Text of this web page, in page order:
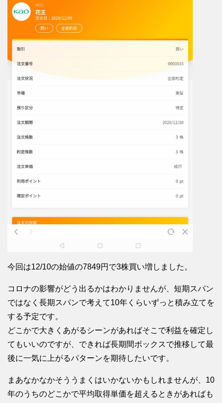
今回は12/10の始値の7849円で3株買い増しました。
コロナの影響がどう出るかはわかりませんが、短期スパン
ではなく長期スパンで考えて10年くらいずっと積み立てを
する予定です。
どこかで大きくあがるシーンがあればそこで利益を確定し
てもいいのですが、できれば長期間ボックスで推移して最
後に一気に上がるパターンを期待したいです。
まあなかなかそううまくはいかないかもしれませんが、10
年のうちのどこかで平均取得単価を超えるときがあればも